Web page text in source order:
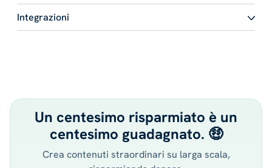
Integrazioni
Un centesimo risparmiato è un
centesimo guadagnato. 🤑
Crea contenuti straordinari su larga scala,